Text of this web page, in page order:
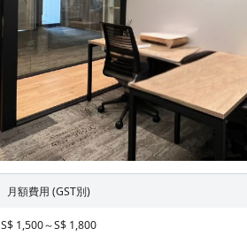
月額費用 (GST別)
S$ 1,500～S$ 1,800